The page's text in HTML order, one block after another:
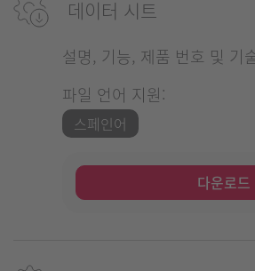
데이터 시트
설명, 기능, 제품 번호 및 기
파일 언어 지원:
스페인어
다운로드